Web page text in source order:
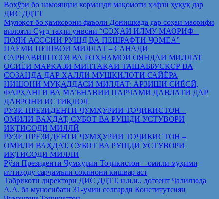
Вохўрӣ бо намояндаи корманди мақомоти ҳифзи ҳуқуқ дар
ДИС ДДТТ
Мулоқот бо ҳамкорони фаъоли Донишкада дар соҳаи маорифи
вилояти Суғд таҳти унвони “СОҲАИ ИЛМУ МАОРИФ –
ПОЯИ АСОСИИ РУШД ВА ПЕШРАФТИ ҶОМЕА”
ПАЁМИ ПЕШВОИ МИЛЛАТ – САНАДИ
САРНАВИШТСОЗ ВА РОҲНАМОИ ОЯНДАИ МИЛЛАТ
ОСИЁИ МАРКАЗӢ МИНТАҚАИ ТАШАББУСКОР ВА
СОЗАНДА ДАР ҲАЛЛИ МУШКИЛОТИ САЙЁРА
НИШОНИ МУҚАДДАСИ МИЛЛАТ: АРЗИШИ СИЁСӢ,
ФАРҲАНГӢ ВА МАЪНАВИИ ПАРЧАМИ ДАВЛАТӢ ДАР
ДАВРОНИ ИСТИҚЛОЛ
РӮЗИ ПРЕЗИДЕНТИ ҶУМҲУРИИ ТОҶИКИСТОН –
ОМИЛИ ВАҲДАТ, СУБОТ ВА РУШДИ УСТУВОРИ
ИҚТИСОДИ МИЛЛӢ
РӮЗИ ПРЕЗИДЕНТИ ҶУМҲУРИИ ТОҶИКИСТОН –
ОМИЛИ ВАҲДАТ, СУБОТ ВА РУШДИ УСТУВОРИ
ИҚТИСОДИ МИЛЛӢ
Рўзи Президенти Ҷумҳурии Тоҷикистон – омили муҳими
иттиҳоду сарҷамъии сокинони кишвар аст
Табрикоти директори ДИС ДДТТ, н.и.и., дотсент Ҷалилзода
А.А. ба муносибати 31-умин солгарди Конститутсияи